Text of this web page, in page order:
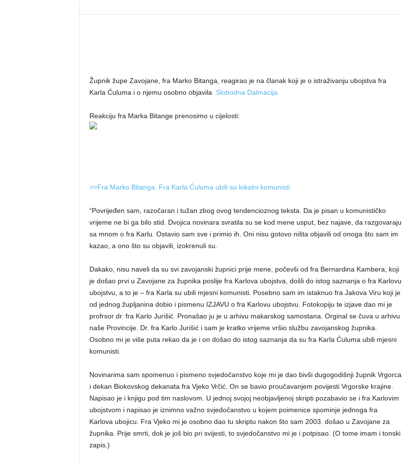
Župnik župe Zavojane, fra Marko Bitanga, reagirao je na članak koji je o istraživanju ubojstva fra
Karla Ćuluma i o njemu osobno objavila Slobodna Dalmacija.
Reakciju fra Marka Bitange prenosimo u cijelosti:
>>Fra Marko Bitanga: Fra Karla Ćuluma ubili su lokalni komunisti
“Povrijeđen sam, razočaran i tužan zbog ovog tendencioznog teksta. Da je pisan u komunističko
vrijeme ne bi ga bilo stid. Dvojica novinara svratila su se kod mene usput, bez najave, da razgovaraju
sa mnom o fra Karlu. Ostavio sam sve i primio ih. Oni nisu gotovo ništa objavili od onoga što sam im
kazao, a ono što su objavili, izokrenuli su.
Dakako, nisu naveli da su svi zavojanski župnici prije mene, počevši od fra Bernardina Kambera, koji
je došao prvi u Zavojane za župnika poslije fra Karlova ubojstva, došli do istog saznanja o fra Karlovu
ubojstvu, a to je – fra Karla su ubili mjesni komunisti. Posebno sam im istaknuo fra Jakova Viru koji je
od jednog župljanina dobio i pismenu IZJAVU o fra Karlovu ubojstvu. Fotokopiju te izjave dao mi je
profrsor dr. fra Karlo Jurišić. Pronašao ju je u arhivu makarskog samostana. Orginal se čuva u arhivu
naše Provincije. Dr. fra Karlo Jurišić i sam je kratko vrijeme vršio službu zavojanskog župnika.
Osobno mi je više puta rekao da je i on došao do istog saznanja da su fra Karla Ćuluma ubili mjesni
komunisti.
Novinarima sam spomenuo i pismeno svjedočanstvo koje mi je dao bivši dugogodišnji župnik Vrgorca
i dekan Biokovskog dekanata fra Vjeko Vrčić. On se bavio proučavanjem povijesti Vrgorske krajine.
Napisao je i knjigu pod tim naslovom. U jednoj svojoj neobjavljenoj skripti pozabavio se i fra Karlovim
ubojstvom i napisao je iznimno važno svjedočanstvo u kojem poimenice spominje jednoga fra
Karlova ubojicu. Fra Vjeko mi je osobno dao tu skriptu nakon što sam 2003. došao u Zavojane za
župnika. Prije smrti, dok je još bio pri svijesti, to svjedočanstvo mi je i potpisao. (O tome imam i tonski
zapis.)